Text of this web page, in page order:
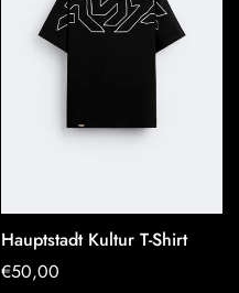
OPTIONEN
AUSWÄHLEN
Hauptstadt Kultur T-Shirt
Regulärer
€50,00